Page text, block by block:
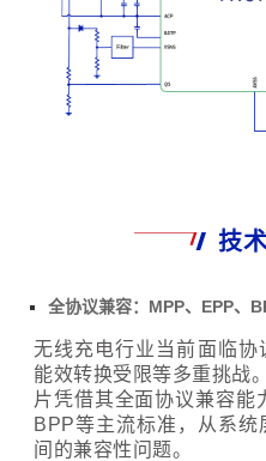
技
全协议兼容：MPP、EPP、
无线充电行业当前面临协
能效转换受限等多重挑战
片凭借其全面协议兼容能
BPP等主流标准，从系
间的兼容性问题。